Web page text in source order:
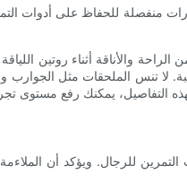
منفصلة للحفاظ على
والأناقة أثناء روتين اللياقة
تنس الملحقات مثل الجوارب